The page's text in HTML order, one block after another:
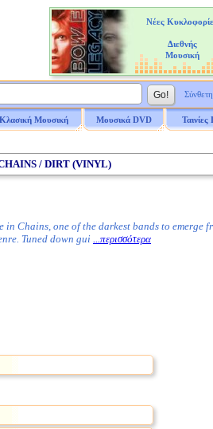
Νέες
Διεθνής
Μουσική
Κλασική Μουσική Μουσικά DVD
/ DIRT (VINYL)
in Chains, one of the darkest bands to
Tuned down gui ...περισσότερα